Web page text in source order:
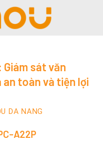
Giám sát văn
an toàn và tiện lợi
DA NANG
A22P